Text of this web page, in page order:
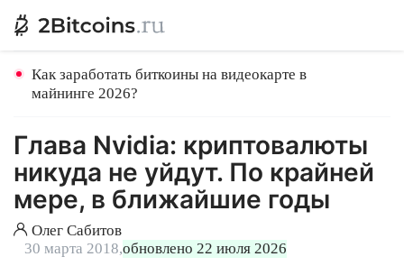
Как заработать биткоины на видеокарте в
майнинге 2026?
Глава Nvidia: криптовалюты
никуда не уйдут. По крайней
мере, в ближайшие годы
Олег Сабитов
30 марта 2018,обновлено 22 июля 2026